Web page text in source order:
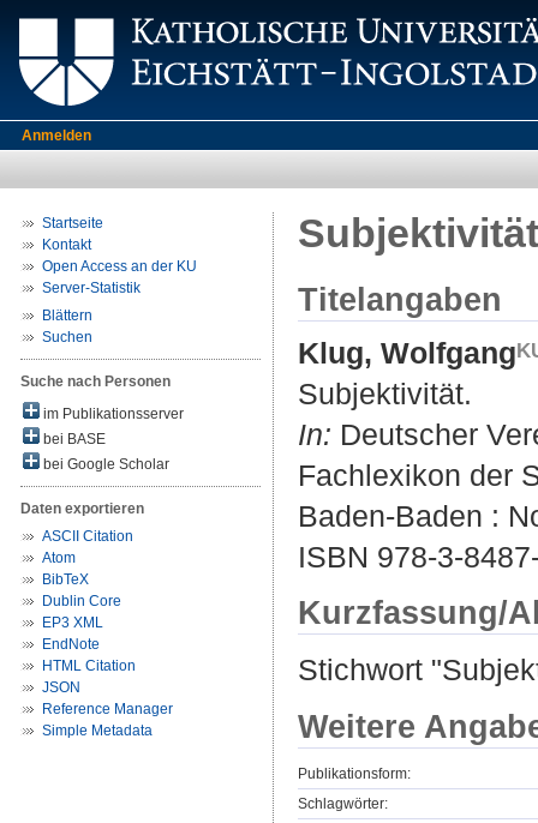
Anmelden
Startseite
Kontakt
Open Access an der KU
Server-Statistik
Blättern
Suchen
Suche nach Personen
im Publikationsserver
bei BASE
bei Google Scholar
Daten exportieren
ASCII Citation
Atom
BibTeX
Dublin Core
EP3 XML
EndNote
HTML Citation
JSON
Reference Manager
Simple Metadata
Subjektivität
Titelangaben
Klug, Wolfgang
Subjektivität.
In: Deutscher
Fachlexikon der
Baden-Baden :
ISBN 978-3-
Kurzfassung/
Stichwort
Weitere
Publikationsform:
Schlagwörter: